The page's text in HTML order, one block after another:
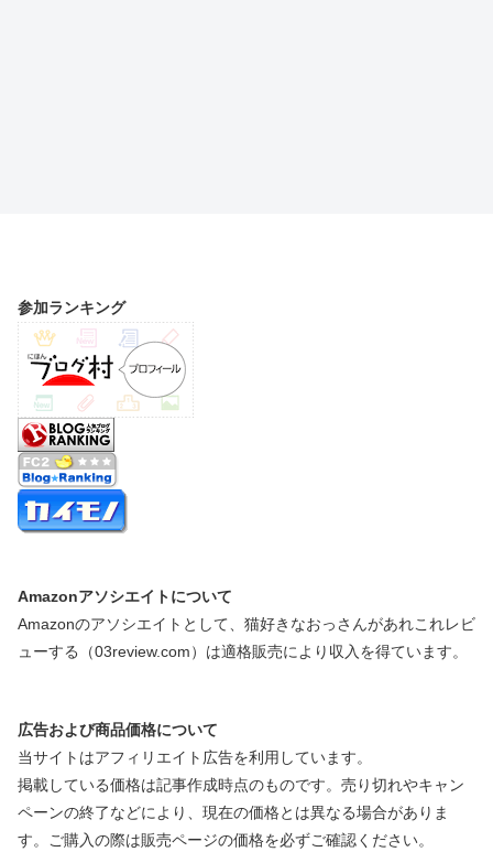
参加ランキング
Amazonアソシエイトについて
Amazonのアソシエイトとして、猫好きなおっさんがあれこれレビ
ューする（03review.com）は適格販売により収入を得ています。
広告および商品価格について
当サイトはアフィリエイト広告を利用しています。
掲載している価格は記事作成時点のものです。売り切れやキャン
ペーンの終了などにより、現在の価格とは異なる場合がありま
す。ご購入の際は販売ページの価格を必ずご確認ください。